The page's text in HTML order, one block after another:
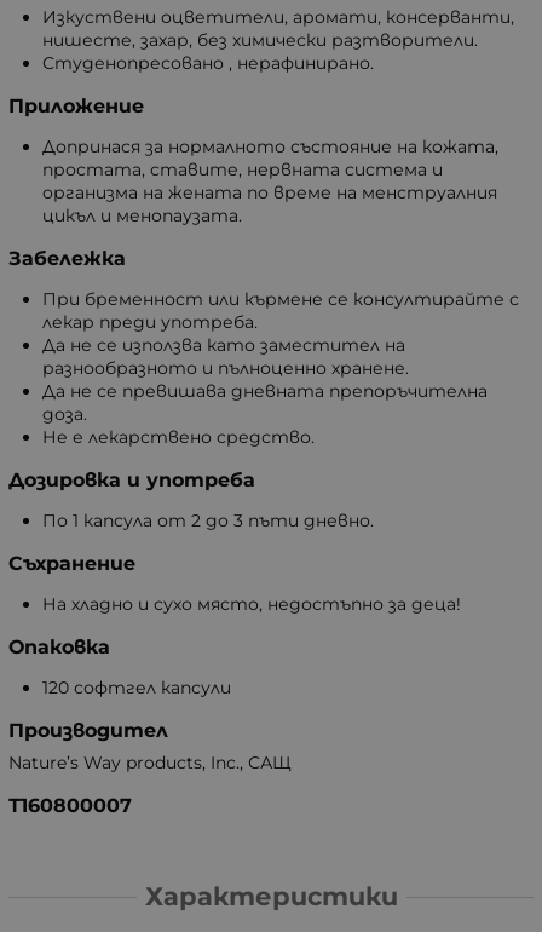
Изкуствени оцветители, аромати, консерванти,
нишесте, захар, без химически разтворители.
Студенопресовано , нерафинирано.
Приложение
Допринася за нормалното състояние на кожата,
простата, ставите, нервната система и
организма на жената по време на менструалния
цикъл и менопаузата.
Забележка
При бременност или кърмене се консултирайте с
лекар преди употреба.
Да не се използва като заместител на
разнообразното и пълноценно хранене.
Да не се превишава дневната препоръчителна
доза.
Не е лекарствено средство.
Дозировка и употреба
По 1 капсула от 2 до 3 пъти дневно.
Съхранение
На хладно и сухо място, недостъпно за деца!
Опаковка
120 софтгел капсули
Производител
Nature’s Way products, Inc., САЩ
Т160800007
Характеристики